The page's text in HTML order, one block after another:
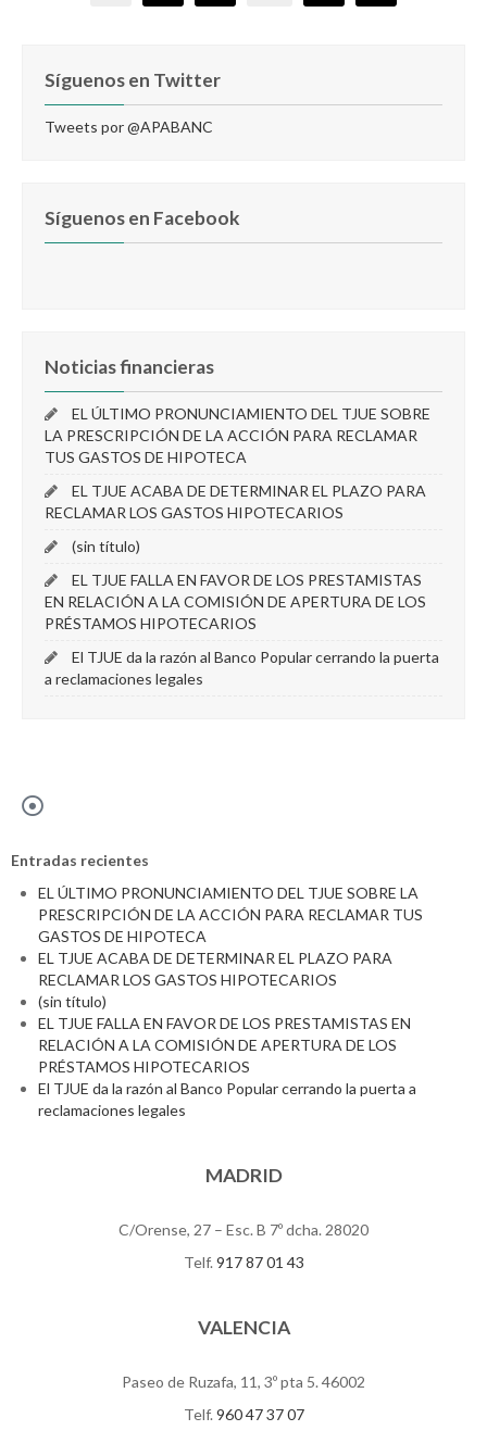
Síguenos en Twitter
Tweets por @APABANC
Síguenos en Facebook
Noticias financieras
EL ÚLTIMO PRONUNCIAMIENTO DEL TJUE SOBRE
LA PRESCRIPCIÓN DE LA ACCIÓN PARA RECLAMAR
TUS GASTOS DE HIPOTECA
EL TJUE ACABA DE DETERMINAR EL PLAZO PARA
RECLAMAR LOS GASTOS HIPOTECARIOS
(sin título)
EL TJUE FALLA EN FAVOR DE LOS PRESTAMISTAS
EN RELACIÓN A LA COMISIÓN DE APERTURA DE LOS
PRÉSTAMOS HIPOTECARIOS
El TJUE da la razón al Banco Popular cerrando la puerta
a reclamaciones legales
Entradas recientes
EL ÚLTIMO PRONUNCIAMIENTO DEL TJUE SOBRE LA
PRESCRIPCIÓN DE LA ACCIÓN PARA RECLAMAR TUS
GASTOS DE HIPOTECA
EL TJUE ACABA DE DETERMINAR EL PLAZO PARA
RECLAMAR LOS GASTOS HIPOTECARIOS
(sin título)
EL TJUE FALLA EN FAVOR DE LOS PRESTAMISTAS EN
RELACIÓN A LA COMISIÓN DE APERTURA DE LOS
PRÉSTAMOS HIPOTECARIOS
El TJUE da la razón al Banco Popular cerrando la puerta a
reclamaciones legales
MADRID
C/Orense, 27 – Esc. B 7º dcha. 28020
Telf. 917 87 01 43
VALENCIA
Paseo de Ruzafa, 11, 3º pta 5. 46002
Telf. 960 47 37 07